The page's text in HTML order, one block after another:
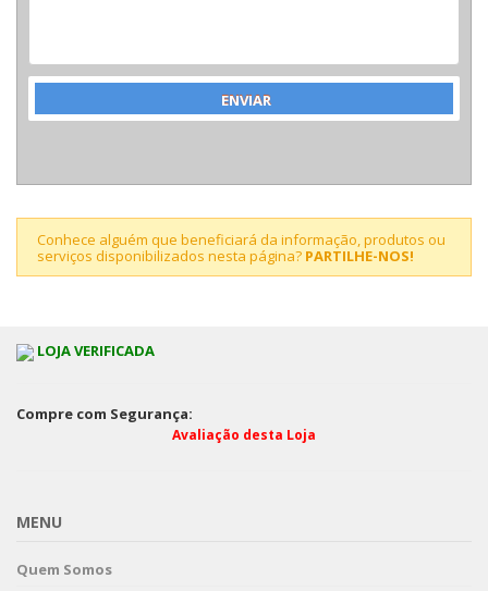
Conhece alguém que beneficiará da informação, produtos ou
serviços disponibilizados nesta página? PARTILHE-NOS!
LOJA VERIFICADA
Compre com Segurança:
Avaliação desta Loja
MENU
Quem Somos